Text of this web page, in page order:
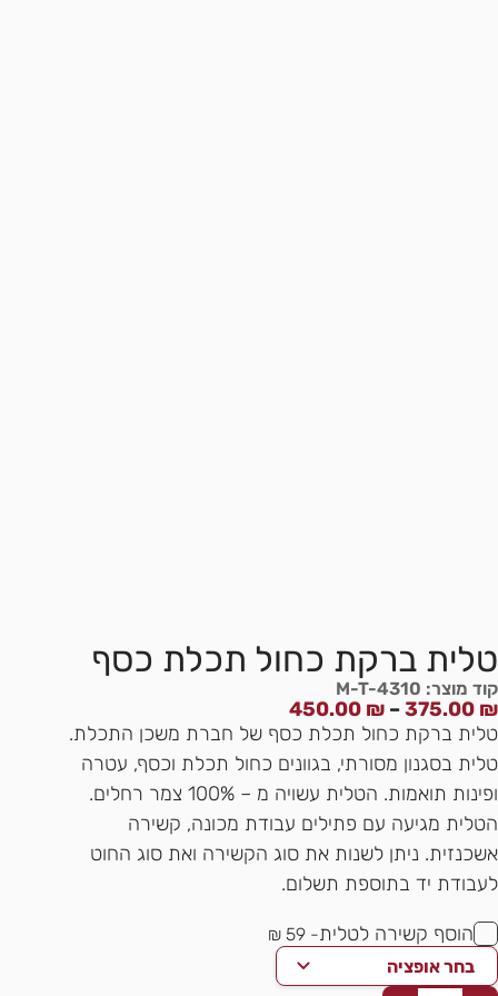
טלית ברקת כחול תכלת כסף
קוד מוצר: M-T-4310
375.00 ₪
–
450.00 ₪
טווח
מחירים:
עד
טלית ברקת כחול תכלת כסף של חברת משכן התכלת.
טלית בסגנון מסורתי, בגוונים כחול תכלת וכסף, עטרה
ופינות תואמות. הטלית עשויה מ – 100% צמר רחלים.
הטלית מגיעה עם פתילים עבודת מכונה, קשירה
אשכנזית. ניתן לשנות את סוג הקשירה ואת סוג החוט
לעבודת יד בתוספת תשלום.
הוסף קשירה לטלית- 59 ₪
בחר אופציה